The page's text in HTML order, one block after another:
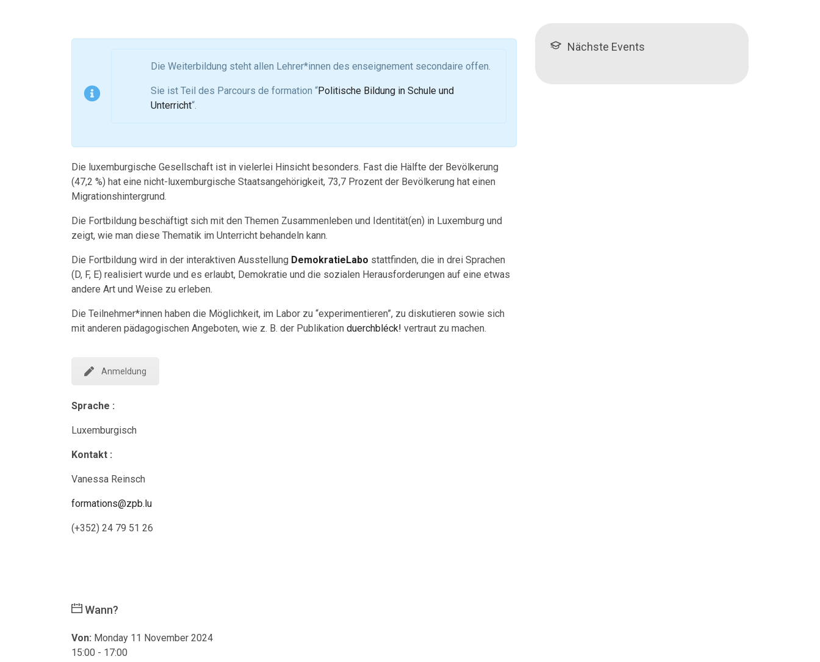
Die Weiterbildung steht allen Lehrer*innen des enseignement secondaire offen.
Sie ist Teil des Parcours de formation “Politische Bildung in Schule und
Unterricht“.
Die luxemburgische Gesellschaft ist in vielerlei Hinsicht besonders. Fast die Hälfte der Bevölkerung
(47,2 %) hat eine nicht-luxemburgische Staatsangehörigkeit, 73,7 Prozent der Bevölkerung hat einen
Migrationshintergrund.
Die Fortbildung beschäftigt sich mit den Themen Zusammenleben und Identität(en) in Luxemburg und
zeigt, wie man diese Thematik im Unterricht behandeln kann.
Die Fortbildung wird in der interaktiven Ausstellung DemokratieLabo stattfinden, die in drei Sprachen
(D, F, E) realisiert wurde und es erlaubt, Demokratie und die sozialen Herausforderungen auf eine etwas
andere Art und Weise zu erleben.
Die Teilnehmer*innen haben die Möglichkeit, im Labor zu “experimentieren”, zu diskutieren sowie sich
mit anderen pädagogischen Angeboten, wie z. B. der Publikation duerchbléck! vertraut zu machen.
Anmeldung
Sprache :
Luxemburgisch
Kontakt :
Vanessa Reinsch
formations@zpb.lu
(+352) 24 79 51 26
Wann?
Von: Monday 11 November 2024
15:00 - 17:00
Nächste Events